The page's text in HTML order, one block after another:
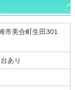
市美合町生田301
あり